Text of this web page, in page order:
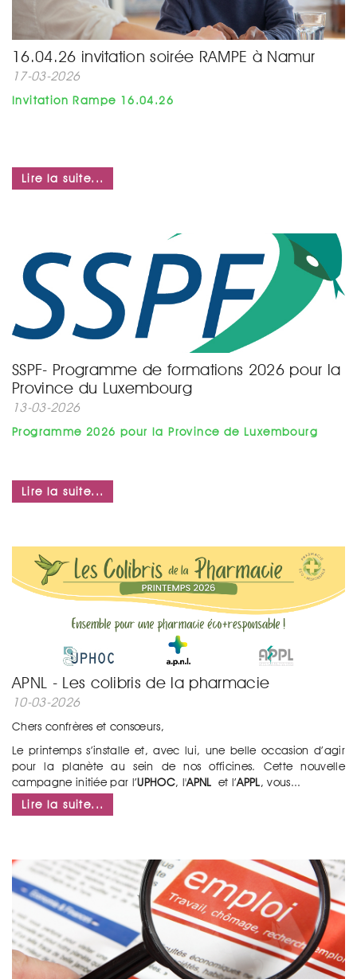
16.04.26 invitation soirée RAMPE à Namur
17-03-2026
Invitation Rampe 16.04.26
Lire la suite...
SSPF- Programme de formations 2026 pour la
Province du Luxembourg
13-03-2026
Programme 2026 pour la Province de Luxembourg
Lire la suite...
APNL - Les colibris de la pharmacie
10-03-2026
Chers confrères et consœurs,
Le printemps s’installe et, avec lui, une belle occasion d’agir
pour la planète au sein de nos officines. Cette nouvelle
campagne initiée par l’UPHOC, l'APNL et l’APPL, vous...
Lire la suite...